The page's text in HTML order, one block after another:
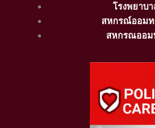
โรงพยาบ
สหกรณ์ออม
สหกรณออม